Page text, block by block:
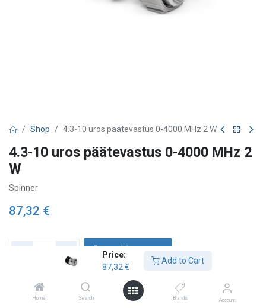
Price:
87,32 €
Add to Cart
Home Search Brands Account
Shop 4.3-10 uros päätevastus 0-4000 MHz 2 W
4.3-10 uros päätevastus 0-4000 MHz 2
W
Spinner
87,32 €
Add to Cart
Check availability